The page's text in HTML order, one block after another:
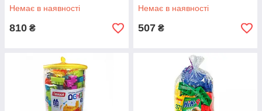
Немає в наявності
810 ₴
Немає в наявності
507 ₴